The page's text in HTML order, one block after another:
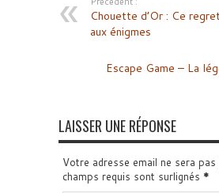
Chouette d’Or : Ce
aux énigmes
Escape Game – La
LAISSER UNE RÉPONSE
Votre adresse email ne sera pas
champs requis sont surlignés *